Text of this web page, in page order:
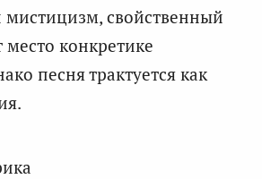
мистицизм, свойственный
место конкретике
песня трактуется как